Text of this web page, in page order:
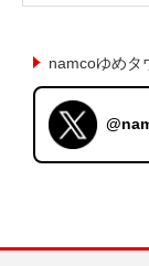
namcoゆめタ